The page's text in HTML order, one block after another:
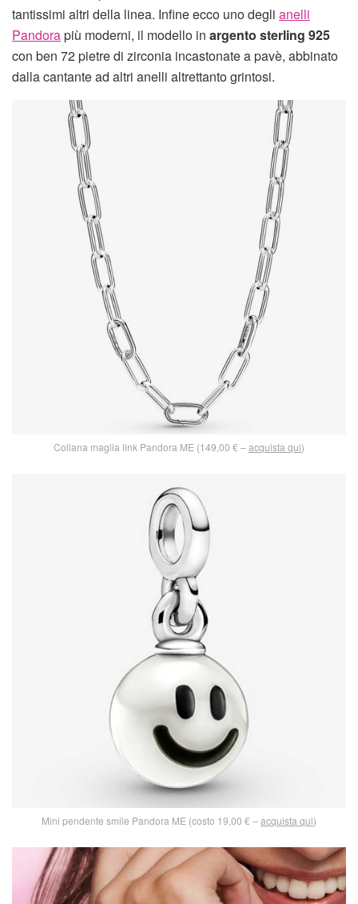
tantissimi altri della linea. Infine ecco uno degli anelli
Pandorapiù moderni, il modello in argento sterling 925
con ben 72 pietre di zirconia incastonate a pavè, abbinato
dalla cantante ad altri anelli altrettanto grintosi.
Collana maglia link Pandora ME (149,00 € –acquista qui)
Mini pendente smile Pandora ME (costo 19,00 € –acquista qui)